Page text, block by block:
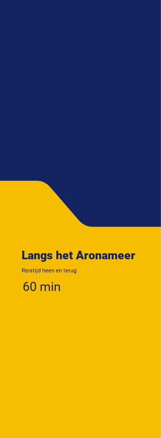
Langs het Aronameer
Reistijd heen en terug
60 min